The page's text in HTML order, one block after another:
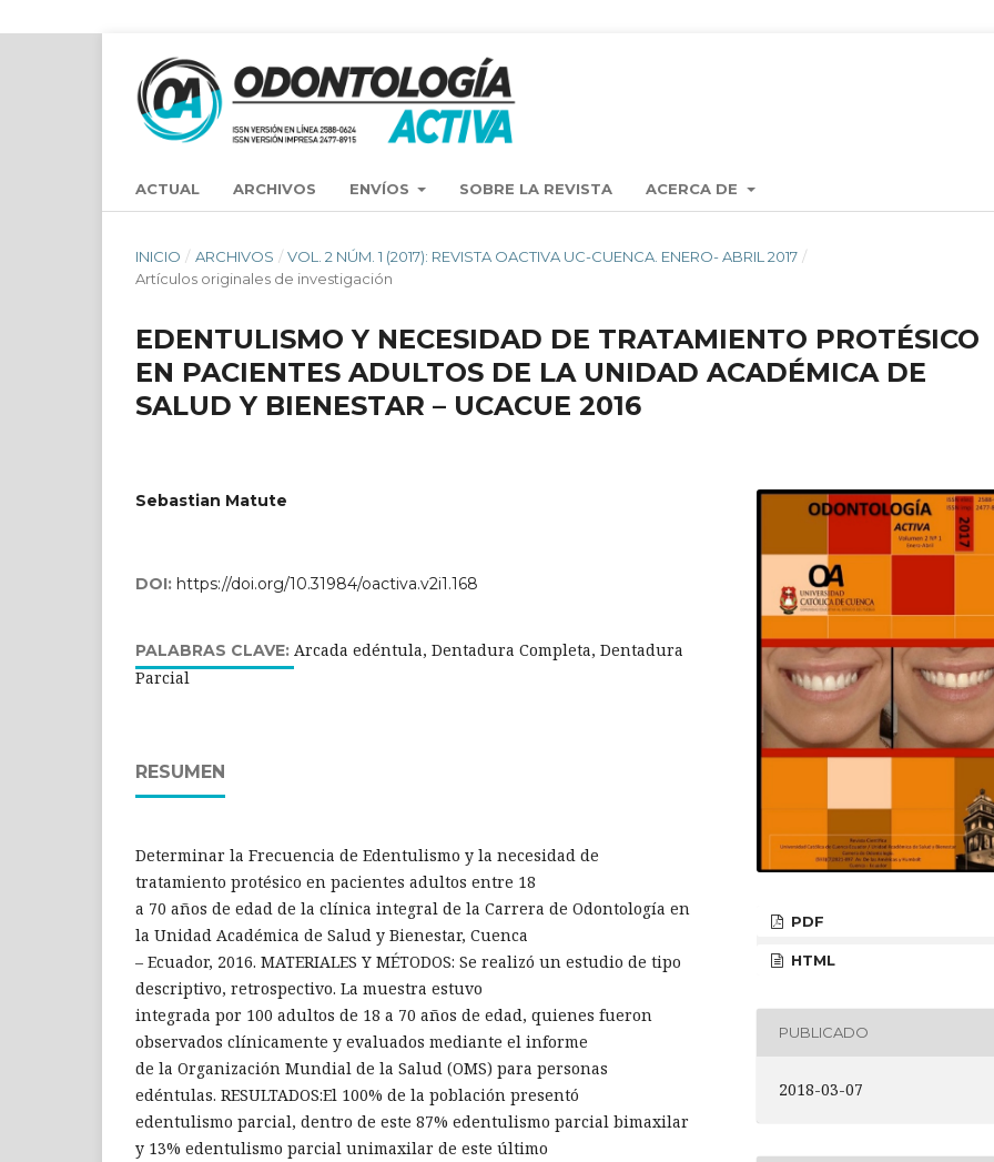
ACTUAL ARCHIVOS ENVÍOS SOBRE LA REVISTA ACERCA DE
INICIO / ARCHIVOS / VOL. 2 NÚM. 1 (2017): REVISTA OACTIVA UC-CUENCA. ENERO- ABRIL 2017 /
Artículos originales de investigación
EDENTULISMO Y NECESIDAD DE TRATAMIENTO PROTÉSICO
EN PACIENTES ADULTOS DE LA UNIDAD ACADÉMICA DE
SALUD Y BIENESTAR – UCACUE 2016
Sebastian Matute
DOI: https://doi.org/10.31984/oactiva.v2i1.168
PALABRAS CLAVE: Arcada edéntula, Dentadura Completa, Dentadura
Parcial
RESUMEN
Determinar la Frecuencia de Edentulismo y la necesidad de
tratamiento protésico en pacientes adultos entre 18
a 70 años de edad de la clínica integral de la Carrera de Odontología en
la Unidad Académica de Salud y Bienestar, Cuenca
– Ecuador, 2016. MATERIALES Y MÉTODOS: Se realizó un estudio de tipo
descriptivo, retrospectivo. La muestra estuvo
integrada por 100 adultos de 18 a 70 años de edad, quienes fueron
observados clínicamente y evaluados mediante el informe
de la Organización Mundial de la Salud (OMS) para personas
edéntulas. RESULTADOS:El 100% de la población presentó
edentulismo parcial, dentro de este 87% edentulismo parcial bimaxilar
y 13% edentulismo parcial unimaxilar de este último
PDF
HTML
PUBLICADO
2018-03-07